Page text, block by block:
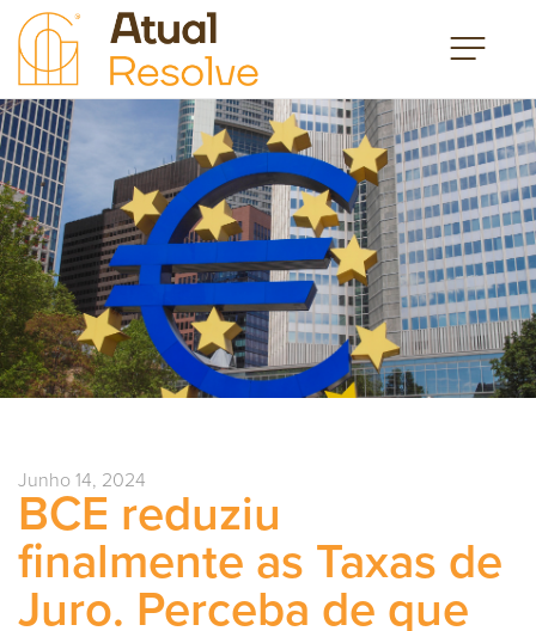
Junho 14, 2024
BCE reduziu
finalmente as Taxas de
Juro. Perceba de que